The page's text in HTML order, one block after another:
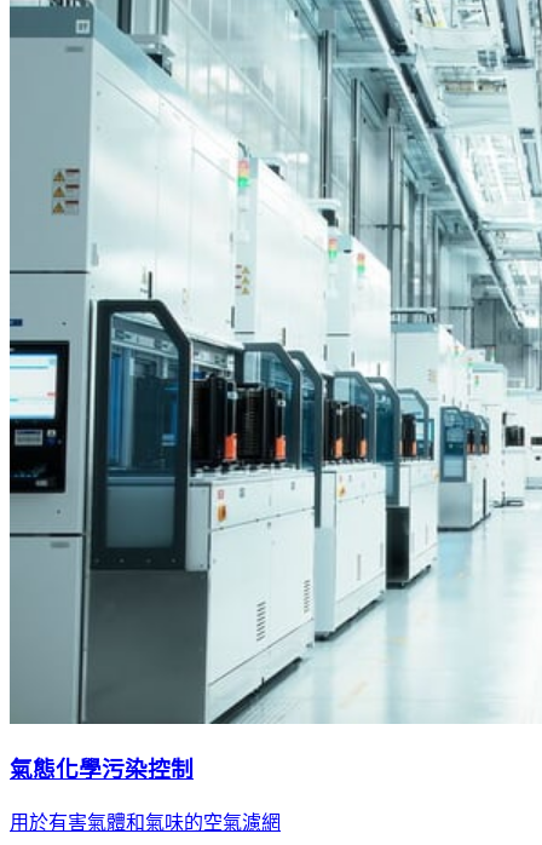
氣態化學污染控制
用於有害氣體和氣味的空氣濾網